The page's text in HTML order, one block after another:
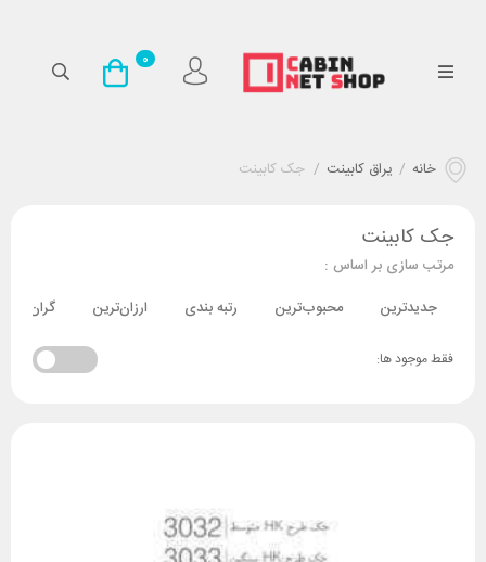
0
خانه / یراق کابینت / جک کابینت
جک کابینت
مرتب سازی بر اساس :
جدیدترین
محبوب‌ترین رتبه بندی ارزان‌ترین گران‌ترین
فقط موجود ها: